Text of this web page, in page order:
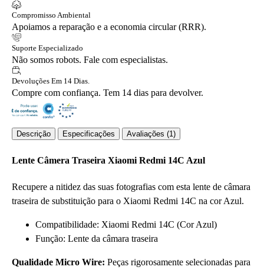
Compromisso Ambiental
Apoiamos a reparação e a economia circular (RRR).
Suporte Especializado
Não somos robots. Fale com especialistas.
Devoluções Em 14 Dias.
Compre com confiança. Tem 14 dias para devolver.
Descrição Especificações Avaliações (1)
Lente Câmera Traseira Xiaomi Redmi 14C Azul
Recupere a nitidez das suas fotografias com esta lente de câmara
traseira de substituição para o Xiaomi Redmi 14C na cor Azul.
Compatibilidade: Xiaomi Redmi 14C (Cor Azul)
Função: Lente da câmara traseira
Qualidade Micro Wire: Peças rigorosamente selecionadas para